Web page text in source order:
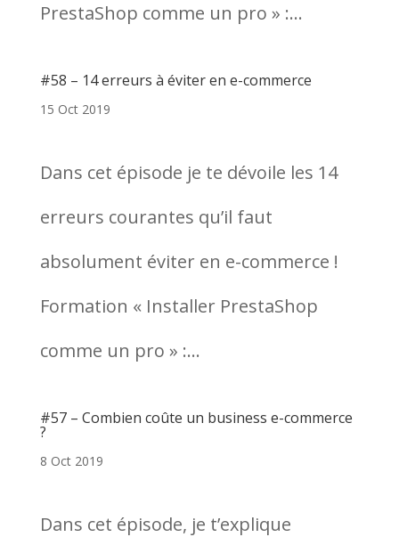
PrestaShop comme un pro » :...
#58 – 14 erreurs à éviter en e-commerce
15 Oct 2019
Dans cet épisode je te dévoile les 14
erreurs courantes qu’il faut
absolument éviter en e-commerce !
Formation « Installer PrestaShop
comme un pro » :...
#57 – Combien coûte un business e-commerce
?
8 Oct 2019
Dans cet épisode, je t’explique